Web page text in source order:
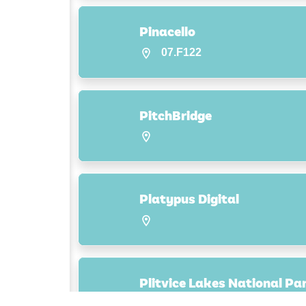
Pinacello
07.F122
PitchBridge
Platypus Digital
Plitvice Lakes National